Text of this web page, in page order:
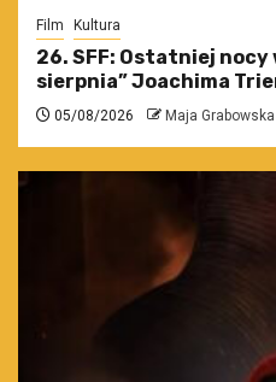
Film Kultura
26. SFF: Ostatniej nocy
sierpnia” Joachima
05/08/2026 Maja Grabowska